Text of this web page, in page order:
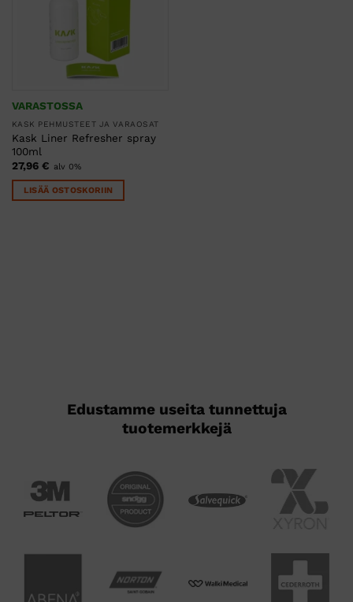
VARASTOSSA
KASK PEHMUSTEET JA VARAOSAT
Kask Liner Refresher spray
100ml
27,96 € alv 0%
LISÄÄ OSTOSKORIIN
Edustamme useita tunnettuja
tuotemerkkejä